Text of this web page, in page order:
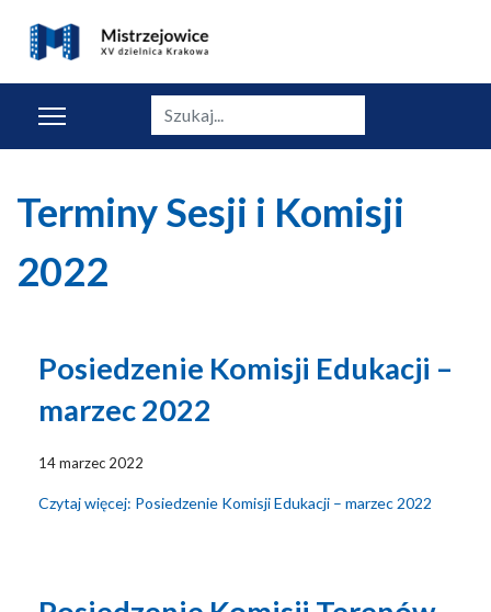
Szukaj
Terminy Sesji i Komisji
2022
Posiedzenie Komisji Edukacji –
marzec 2022
14 marzec 2022
Czytaj więcej: Posiedzenie Komisji Edukacji – marzec 2022